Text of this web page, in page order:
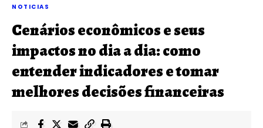
NOTICIAS
Cenários econômicos e seus
impactos no dia a dia: como
entender indicadores e tomar
melhores decisões financeiras